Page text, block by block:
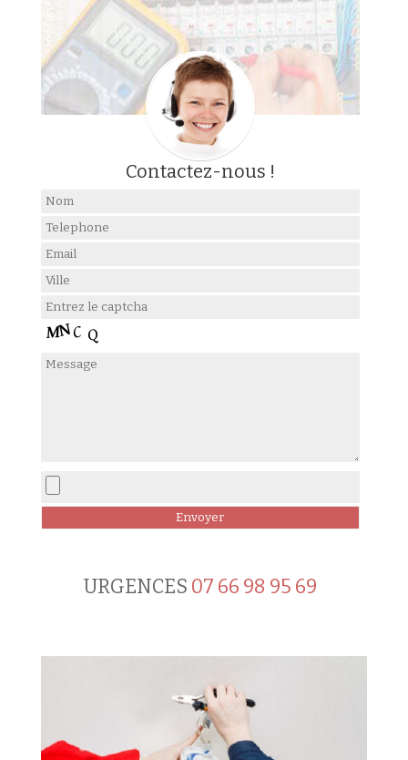
Contactez-nous !
URGENCES 07 66 98 95 69